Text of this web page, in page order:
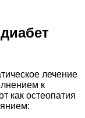
лечение
к
как остеопатия